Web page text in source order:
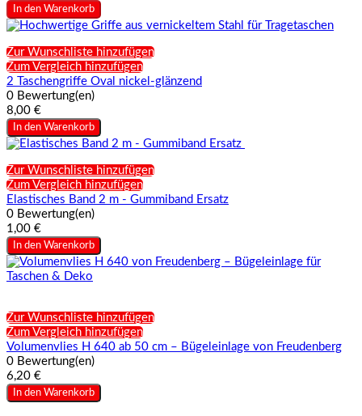
In den Warenkorb
Zur Wunschliste hinzufügen
Zum Vergleich hinzufügen
2 Taschengriffe Oval nickel-glänzend
0 Bewertung(en)
8,00 €
In den Warenkorb
Zur Wunschliste hinzufügen
Zum Vergleich hinzufügen
Elastisches Band 2 m - Gummiband Ersatz
0 Bewertung(en)
1,00 €
In den Warenkorb
Zur Wunschliste hinzufügen
Zum Vergleich hinzufügen
Volumenvlies H 640 ab 50 cm – Bügeleinlage von Freudenberg
0 Bewertung(en)
6,20 €
In den Warenkorb